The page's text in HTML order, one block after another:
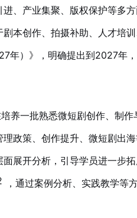
、产业集聚、版权保护等多方
剧本创作、拍摄补助、人才培
年）》，明确提出到2027年
养一批熟悉微短剧创作、制作
政策、创作提升、微短剧出
面展开分析，引导学员进一步
，通过案例分析、实践教学等